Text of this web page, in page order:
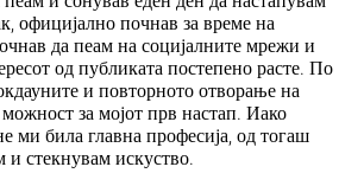
официјално почнав за време на
да пеам на социјалните мрежи и
од публиката постепено расте. По
и повторното отворање на
за мојот прв настап. Иако
ми била главна професија, од тогаш
и стекнувам искуство.